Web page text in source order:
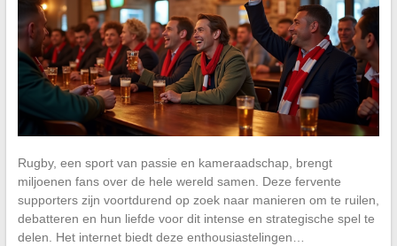
Rugby, een sport van passie en kameraadschap, brengt
miljoenen fans over de hele wereld samen. Deze fervente
supporters zijn voortdurend op zoek naar manieren om te ruilen,
debatteren en hun liefde voor dit intense en strategische spel te
delen. Het internet biedt deze enthousiastelingen…